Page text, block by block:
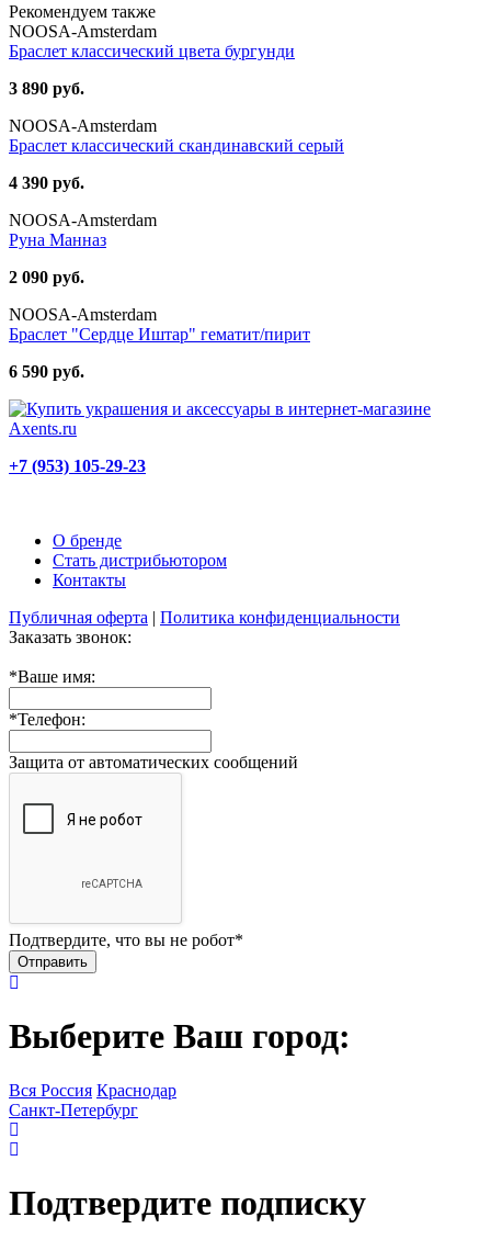
Рекомендуем также
NOOSA-Amsterdam
Браслет классический цвета бургунди
3 890 руб.
NOOSA-Amsterdam
Браслет классический скандинавский серый
4 390 руб.
NOOSA-Amsterdam
Руна Манназ
2 090 руб.
NOOSA-Amsterdam
Браслет "Сердце Иштар" гематит/пирит
6 590 руб.
+7 (953) 105-29-23
О бренде
Стать дистрибьютором
Контакты
Публичная оферта | Политика конфиденциальности
Заказать звонок:
*Ваше имя:
*Телефон:
Защита от автоматических сообщений
Подтвердите, что вы не робот*
Выберите Ваш город:
Вся Россия Краснодар
Санкт-Петербург
Подтвердите подписку